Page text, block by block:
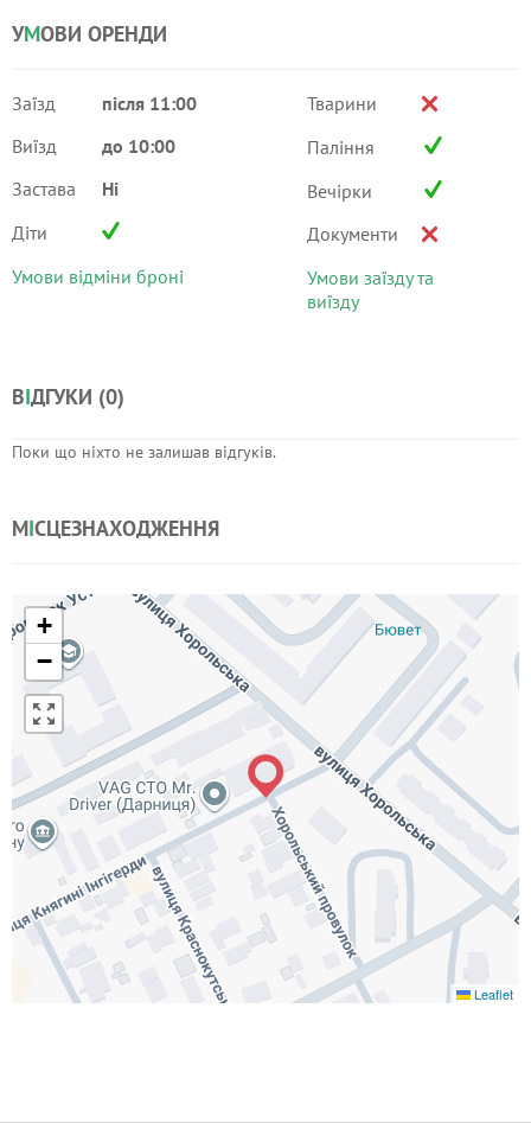
УМОВИ ОРЕНДИ
Заїзд
після 11:00
Виїзд
до 10:00
Застава
Ні
Діти
Умови відміни броні
Тварини
Паління
Вечірки
Документи
Умови заїзду та
виїзду
ВІДГУКИ (0)
Поки що ніхто не залишав відгуків.
МІСЦЕЗНАХОДЖЕННЯ
+
−
Leaflet